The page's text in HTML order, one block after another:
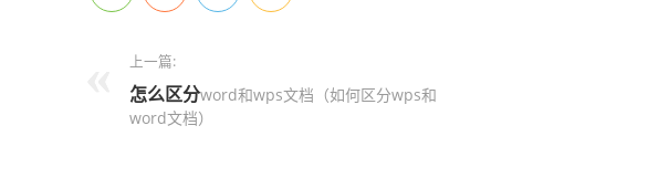
上一篇:
怎么区分word和wps文档（如何区分wps和
word文档）